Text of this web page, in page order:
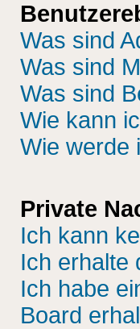
Was sind
Was sind
Was sind
Wie kann
Wie werde
Private
Ich kann
Ich erhalte
Ich habe
Board